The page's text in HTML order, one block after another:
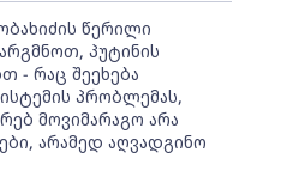
წერილი
პუტინის
- რაც შეეხება
პრობლემას,
მოვიმარაგო არა
არამედ აღვადგინო